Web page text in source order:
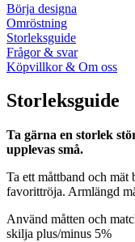
Börja designa
Omröstning
Storleksguide
Frågor & svar
Köpvillkor & Om oss
Storleksguide
Ta gärna en storlek
upplevas små.
Ta ett måttband och
favorittröja. Armlängd
Använd måtten och
skilja plus/minus 5%